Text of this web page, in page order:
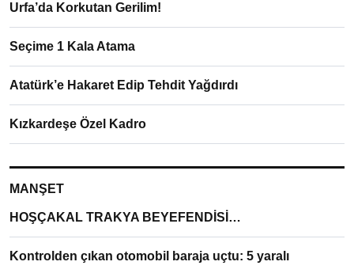
Urfa’da Korkutan Gerilim!
Seçime 1 Kala Atama
Atatürk’e Hakaret Edip Tehdit Yağdırdı
Kızkardeşe Özel Kadro
MANŞET
HOŞÇAKAL TRAKYA BEYEFENDİSİ…
Kontrolden çıkan otomobil baraja uçtu: 5 yaralı